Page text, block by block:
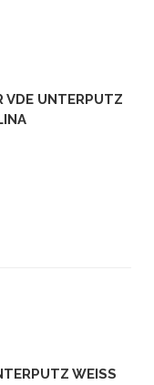
VDE UNTERPUTZ
WEISS L